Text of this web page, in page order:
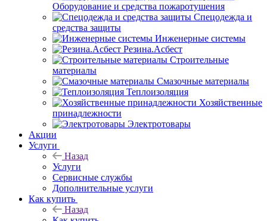
Оборудование и средства пожаротушения
Спецодежда и
средства защиты
Инженерные системы
Резина.Асбест
Строительные
материалы
Смазочные материалы
Теплоизоляция
Хозяйственные
принадлежности
Электротовары
Акции
Услуги
Назад
Услуги
Сервисные службы
Дополнительные услуги
Как купить
Назад